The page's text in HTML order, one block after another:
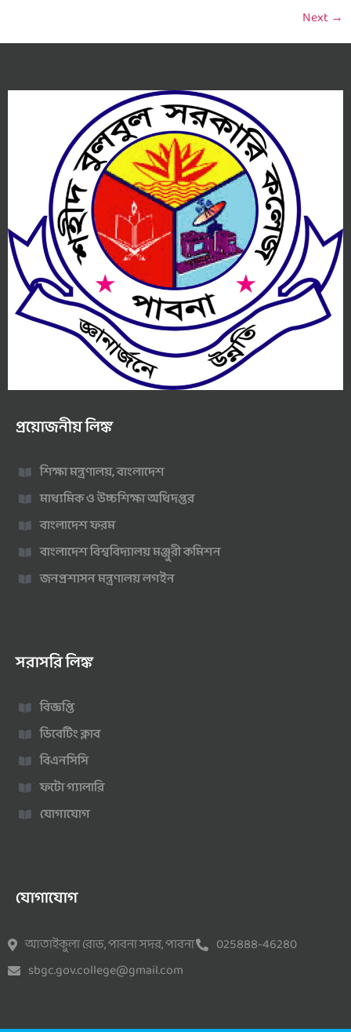
Next →
প্রয়োজনীয় লিঙ্ক
শিক্ষা মন্ত্রণালয়, বাংলাদেশ
মাধ্যমিক ও উচ্চশিক্ষা অধিদপ্তর
বাংলাদেশ ফরম
বাংলাদেশ বিশ্ববিদ্যালয় মঞ্জুরী কমিশন
জনপ্রশাসন মন্ত্রণালয় লগইন
সরাসরি লিঙ্ক
বিজ্ঞপ্তি
ডিবেটিং ক্লাব
বিএনসিসি
ফটো গ্যালারি
যোগাযোগ
যোগাযোগ
আতাইকুলা রোড, পাবনা সদর, পাবনা
025888-46280
sbgc.gov.college@gmail.com